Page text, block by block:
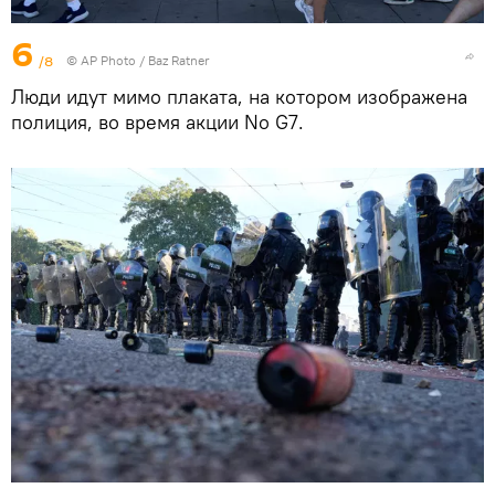
6 /8 © AP Photo / Baz Ratner
Люди идут мимо плаката, на котором изображена
полиция, во время акции No G7.